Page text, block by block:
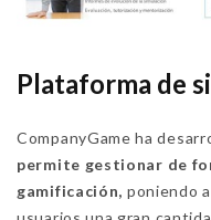
Plataforma de
CompanyGame ha
permite gestionar de
gamificación, poniendo